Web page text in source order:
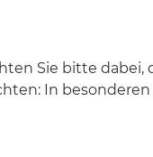
Sie bitte
In